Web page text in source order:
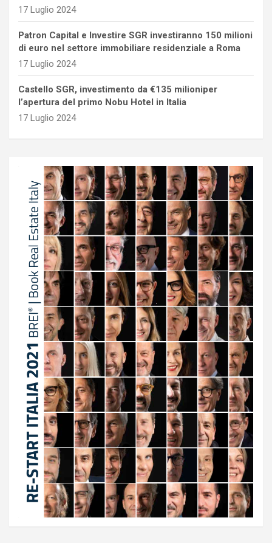
17 Luglio 2024
Patron Capital e Investire SGR investiranno 150 milioni
di euro nel settore immobiliare residenziale a Roma
17 Luglio 2024
Castello SGR, investimento da €135 milioniper
l’apertura del primo Nobu Hotel in Italia
17 Luglio 2024